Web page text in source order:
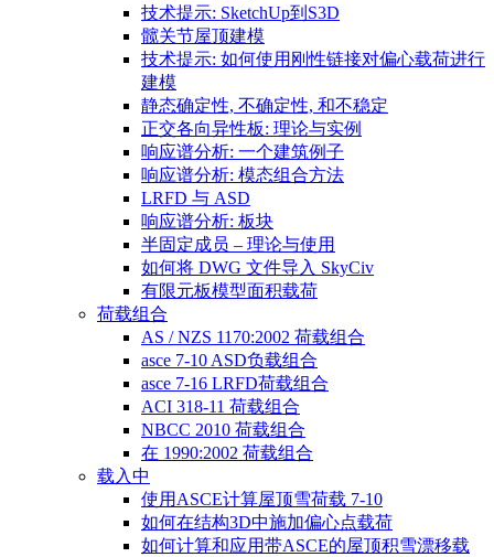
技术提示: SketchUp到S3D
髋关节屋顶建模
技术提示: 如何使用刚性链接对偏心载荷进行
建模
静态确定性, 不确定性, 和不稳定
正交各向异性板: 理论与实例
响应谱分析: 一个建筑例子
响应谱分析: 模态组合方法
LRFD 与 ASD
响应谱分析: 板块
半固定成员 – 理论与使用
如何将 DWG 文件导入 SkyCiv
有限元板模型面积载荷
荷载组合
AS / NZS 1170:2002 荷载组合
asce 7-10 ASD负载组合
asce 7-16 LRFD荷载组合
ACI 318-11 荷载组合
NBCC 2010 荷载组合
在 1990:2002 荷载组合
载入中
使用ASCE计算屋顶雪荷载 7-10
如何在结构3D中施加偏心点载荷
如何计算和应用带ASCE的屋顶积雪漂移载